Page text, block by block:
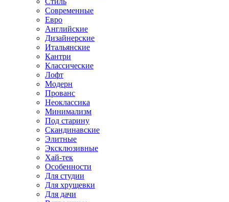
Современные
Евро
Английские
Дизайнерские
Итальянские
Кантри
Классические
Лофт
Модерн
Прованс
Неоклассика
Минимализм
Под старину
Скандинавские
Элитные
Эксклюзивные
Хай-тек
Особенности
Для студии
Для хрущевки
Для дачи